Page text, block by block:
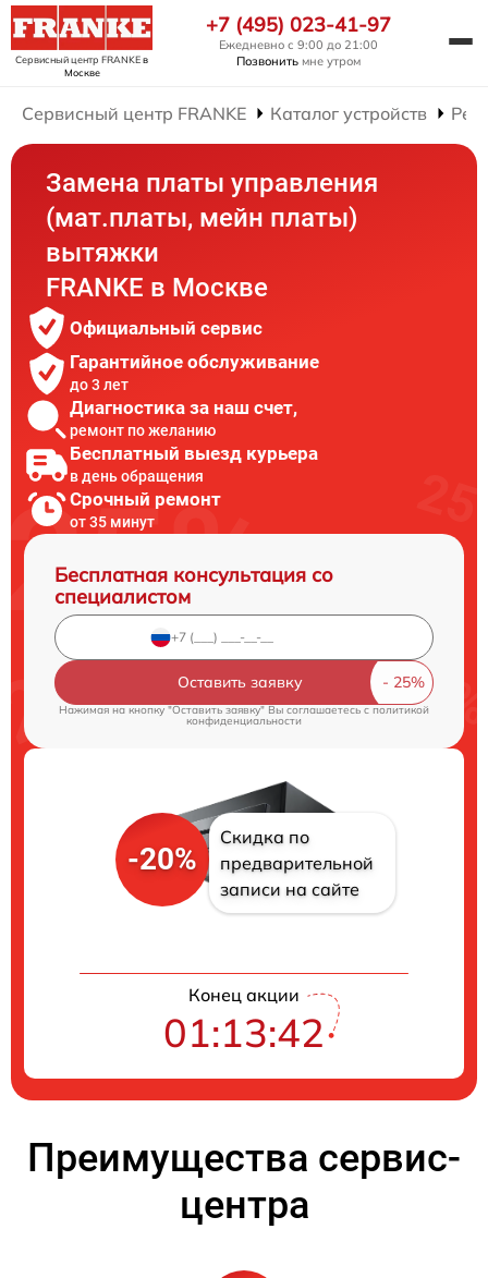
Сервисный центр FRANKEв
Москве
+7 (495) 023-41-97
Ежедневно с 9:00 до 21:00
Позвонить мне утром
Сервисный центр FRANKE Каталог устройств
Замена платы управления
(мат.платы, мейн платы)
вытяжки
FRANKE в Москве
Официальный сервис
Гарантийное обслуживание
до 3 лет
Диагностика за наш счет,
ремонт по желанию
Бесплатный выезд курьера
в день обращения
Срочный ремонт
от 35 минут
Бесплатная консультация со
специалистом
Оставить заявку
Нажимая на кнопку "Оставить заявку" Вы соглашаетесь cполитикой
конфиденциальности
-20%
Скидка по
предварительной
записи на сайте
Конец акции
01:13:42
Преимущества сервис-
центра